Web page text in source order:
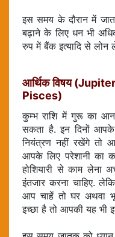
इस समय के दौरान में
बढ़ाने के लिए धन भी
रुप में बैंक इत्यादि से लोन
आर्थिक विषय
Pisces)
कुम्भ राशि में गुरू का
सकता है. इन दिनों
नियंत्रण नहीं रखेंगे तो
आपके लिए परेशानी का
होशियारी से काम लेना
इंतजार करना चाहिए.
आप चाहें तो घर अथवा
इच्छा है तो आपकी यह भी